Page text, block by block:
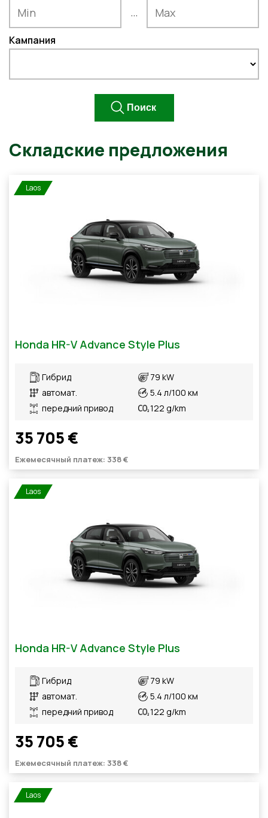
...
Кампания
Laos
Honda HR-V Advance Style Plus
Гибрид
автомат.
передний привод
79 kW
5.4 л/100 км
122 g/km
35 705 €
Ежемесячный платеж: 338 €
Laos
Honda HR-V Advance Style Plus
Гибрид
автомат.
передний привод
79 kW
5.4 л/100 км
122 g/km
35 705 €
Ежемесячный платеж: 338 €
Laos